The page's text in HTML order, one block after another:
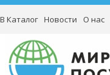
В Каталог Новости О нас